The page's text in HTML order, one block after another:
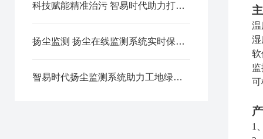
科技赋能精准治污 智易时代助力打赢蓝天保卫战
扬尘监测 扬尘在线监测系统实时保障环境空气质量
智易时代扬尘监测系统助力工地绿色施工
湿
软
可
1